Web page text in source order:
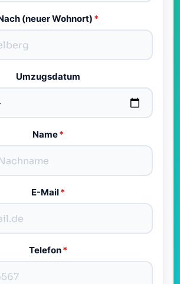
(neuer Wohnort) *
Umzugsdatum
Name*
E-Mail*
Telefon*